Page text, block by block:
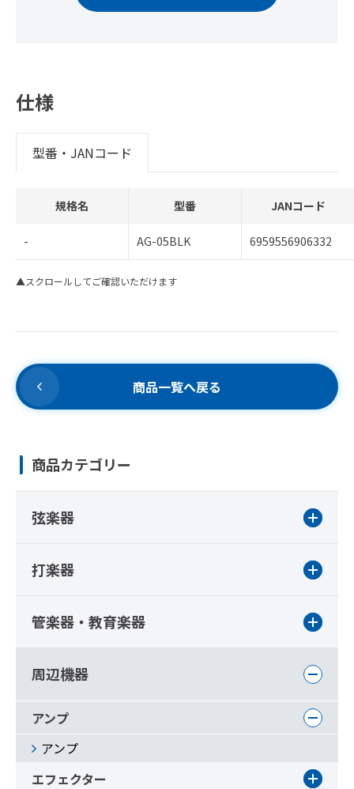
仕様
型番・JANコード
規格名 型番 JANコード
- AG-05BLK 6959556906332
▲スクロールしてご確認いただけます
商品一覧へ戻る
商品カテゴリー
弦楽器
打楽器
管楽器・教育楽器
周辺機器
アンプ
アンプ
エフェクター